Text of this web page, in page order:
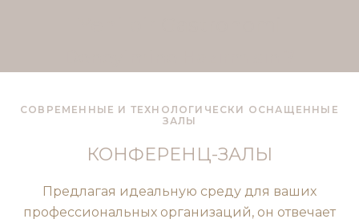
СОВРЕМЕННЫЕ И ТЕХНОЛОГИЧЕСКИ ОСНАЩЕННЫЕ
ЗАЛЫ
КОНФЕРЕНЦ-ЗАЛЫ
Предлагая идеальную среду для ваших
профессиональных организаций, он отвечает